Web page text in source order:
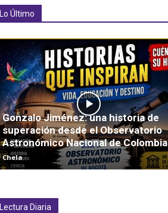
Lo Último
Gonzalo Jiménez: una historia de
superación desde el Observatorio
Astronómico Nacional de Colombia
Chela
Lectura Diaria